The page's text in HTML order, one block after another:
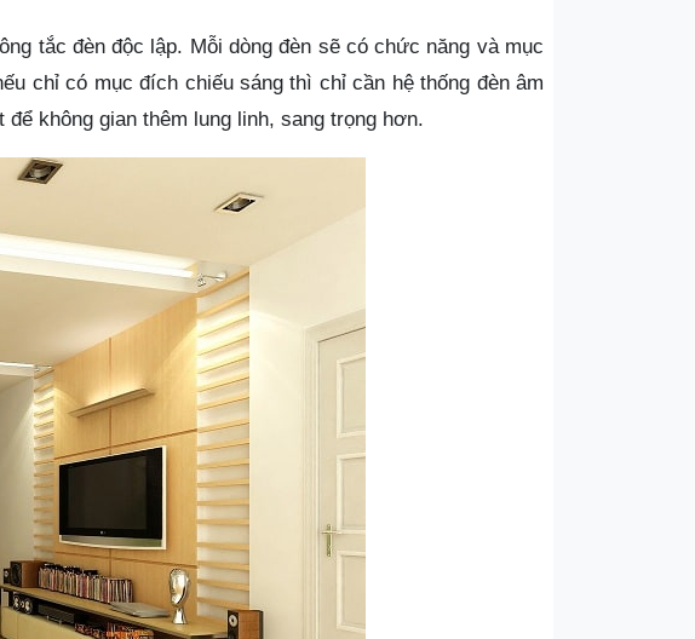
tắc đèn độc lập. Mỗi dòng đèn sẽ có chức năng và mục
chỉ có mục đích chiếu sáng thì chỉ cần hệ thống đèn âm
không gian thêm lung linh, sang trọng hơn.